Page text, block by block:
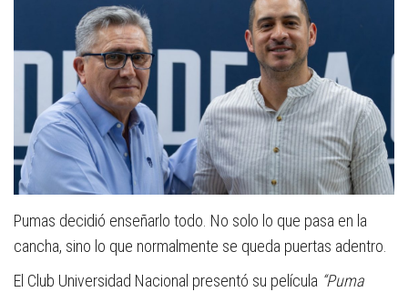
Pumas decidió enseñarlo todo. No solo lo que pasa en la
cancha, sino lo que normalmente se queda puertas adentro.
El Club Universidad Nacional presentó su película “Puma